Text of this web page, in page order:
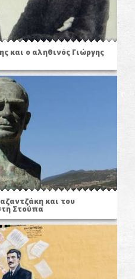
και ο αληθινός Γιώργης
και του
Στούπα